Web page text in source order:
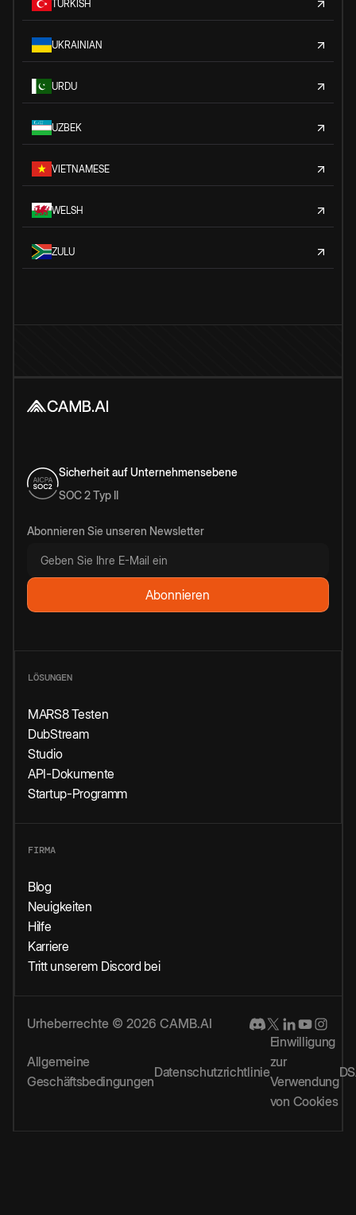
TURKISH
UKRAINIAN
URDU
UZBEK
VIETNAMESE
WELSH
ZULU
Sicherheit auf Unternehmensebene
SOC 2 Typ II
Abonnieren Sie unseren Newsletter
LÖSUNGEN
MARS8 Testen
DubStream
Studio
API-Dokumente
Startup-Programm
FIRMA
Blog
Neuigkeiten
Hilfe
Karriere
Tritt unserem Discord bei
Urheberrechte © 2026 CAMB.AI
Allgemeine
Geschäftsbedingungen
Datenschutzrichtlinie
Einwilligung
zur
Verwendung
von Cookies